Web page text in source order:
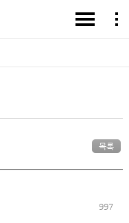
목록
997